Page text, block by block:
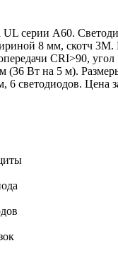
UL серии A60.
8 мм, скотч
CRI>90,
(36 Вт на 5 м).
6 светодиодов. Цена